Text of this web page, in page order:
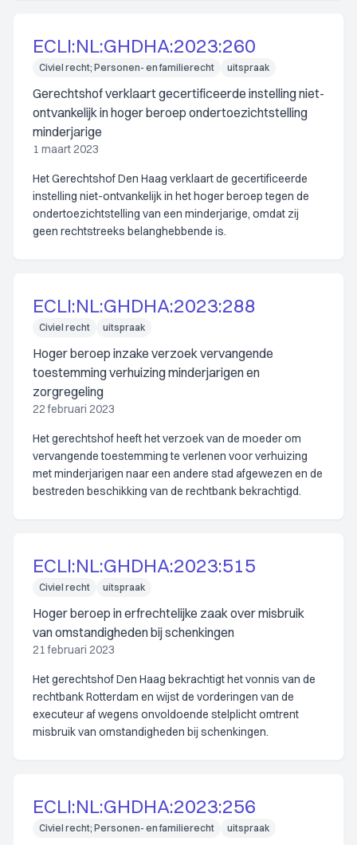
ECLI:NL:GHDHA:2023:260
Civiel recht; Personen- en familierecht uitspraak
Gerechtshof verklaart gecertificeerde instelling niet-
ontvankelijk in hoger beroep ondertoezichtstelling
minderjarige
1 maart 2023
Het Gerechtshof Den Haag verklaart de gecertificeerde
instelling niet-ontvankelijk in het hoger beroep tegen de
ondertoezichtstelling van een minderjarige, omdat zij
geen rechtstreeks belanghebbende is.
ECLI:NL:GHDHA:2023:288
Civiel recht uitspraak
Hoger beroep inzake verzoek vervangende
toestemming verhuizing minderjarigen en
zorgregeling
22 februari 2023
Het gerechtshof heeft het verzoek van de moeder om
vervangende toestemming te verlenen voor verhuizing
met minderjarigen naar een andere stad afgewezen en de
bestreden beschikking van de rechtbank bekrachtigd.
ECLI:NL:GHDHA:2023:515
Civiel recht uitspraak
Hoger beroep in erfrechtelijke zaak over misbruik
van omstandigheden bij schenkingen
21 februari 2023
Het gerechtshof Den Haag bekrachtigt het vonnis van de
rechtbank Rotterdam en wijst de vorderingen van de
executeur af wegens onvoldoende stelplicht omtrent
misbruik van omstandigheden bij schenkingen.
ECLI:NL:GHDHA:2023:256
Civiel recht; Personen- en familierecht uitspraak